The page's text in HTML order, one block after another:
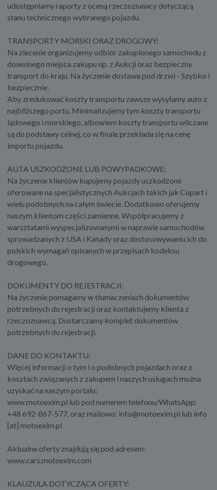
udostępniamy raporty z oceną rzeczoznawcy dotyczącą
stanu technicznego wybranego pojazdu.
TRANSPORTY MORSKI ORAZ DROGOWY:
Na zlecenie organizujemy odbiór zakupionego samochodu z
dowolnego miejsca zakupu np. z Aukcji oraz bezpieczny
transport do kraju. Na życzenie dostawa pod drzwi - Szybko i
bezpiecznie.
Aby zredukować koszty transportu zawsze wysyłamy auto z
najbliższego portu. Minimalizujemy tym koszty transportu
lądowego i morskiego, albowiem koszty transportu wliczane
są do podstawy celnej, co w finale przekłada się na cenę
importu pojazdu.
AUTA USZKODZONE LUB POWYPADKOWE:
Na życzenie klientów kupujemy pojazdy uszkodzone
oferowane na specjalistycznych Aukcjach takich jak Copart i
wielu podobnych na całym świecie. Dodatkowo oferujemy
naszym klientom części zamienne. Współpracujemy z
warsztatami wyspecjalizowanymi w naprawie samochodów
sprowadzanych z USA i Kanady oraz dostosowywaniu ich do
polskich wymagań opisanych w przepisach kodeksu
drogowego.
DOKUMENTY DO REJESTRACJI:
Na życzenie pomagamy w tłumaczeniach dokumentów
potrzebnych do rejestracji oraz kontaktujemy klienta z
rzeczoznawcą. Dostarczamy komplet dokumentów
potrzebnych do rejestracji.
DANE DO KONTAKTU:
Więcej informacji o tym i o podobnych pojazdach oraz o
kosztach związanych z zakupem i naszych usługach można
uzyskać na naszym portalu:
www.motoexim.pl lub pod numerem telefonu/WhatsApp:
+48 692-867-577, oraz mailowo: info@motoexim.pl lub info
[at] motoexim.pl
Aktualne oferty znajdują się pod adresem:
www.cars.motoexim.com
KLAUZULA DOTYCZĄCA OFERTY: